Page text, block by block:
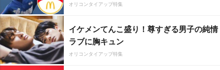
オリコンタイアップ特集
イケメンてんこ盛り！尊すぎる男子の純情
ラブに胸キュン
オリコンタイアップ特集